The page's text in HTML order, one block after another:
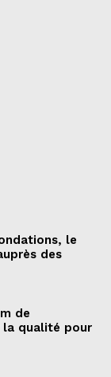
le
des
de
la qualité pour